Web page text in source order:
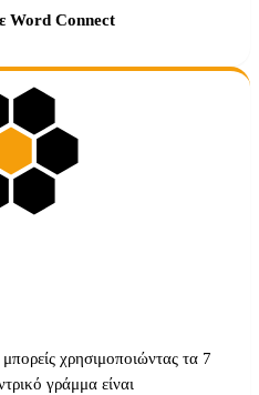
Word Connect
μπορείς χρησιμοποιώντας τα 7
γράμμα είναι